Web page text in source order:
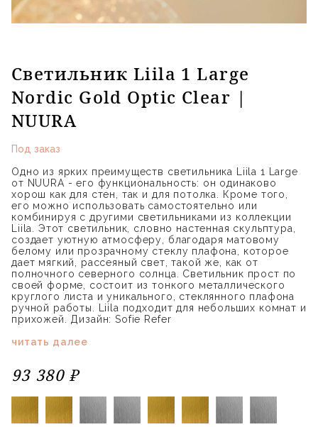
Светильник Liila 1 Large
Nordic Gold Optic Clear |
NUURA
Под заказ
Одно из ярких преимуществ светильника Liila 1 Large
от NUURA - его функциональность: он одинаково
хорош как для стен, так и для потолка. Кроме того,
его можно использовать самостоятельно или
комбинируя с другими светильниками из коллекции
Liila. Этот светильник, словно настенная скульптура,
создает уютную атмосферу, благодаря матовому
белому или прозрачному стеклу плафона, которое
дает мягкий, рассеяный свет, такой же, как от
полночного северного солнца. Светильник прост по
своей форме, состоит из тонкого металлического
круглого листа и уникального, стеклянного плафона
ручной работы. Liila подходит для небольших комнат и
прихожей. Дизайн: Sofie Refer
читать далее
93 380 ₽